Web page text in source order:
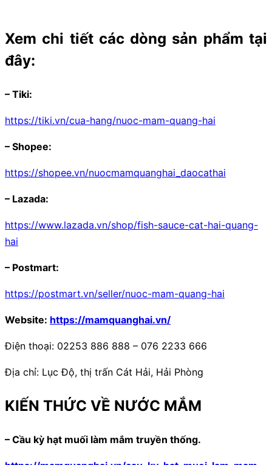
Xem chi tiết các dòng sản phẩm tại
đây:
– Tiki:
https://tiki.vn/cua-hang/nuoc-mam-quang-hai
– Shopee:
https://shopee.vn/nuocmamquanghai_daocathai
– Lazada:
https://www.lazada.vn/shop/fish-sauce-cat-hai-quang-
hai
– Postmart:
https://postmart.vn/seller/nuoc-mam-quang-hai
Website: https://mamquanghai.vn/
Điện thoại: 02253 886 888 – 076 2233 666
Địa chỉ: Lục Độ, thị trấn Cát Hải, Hải Phòng
KIẾN THỨC VỀ NƯỚC MẮM
– Cầu kỳ hạt muối làm mắm truyền thống.